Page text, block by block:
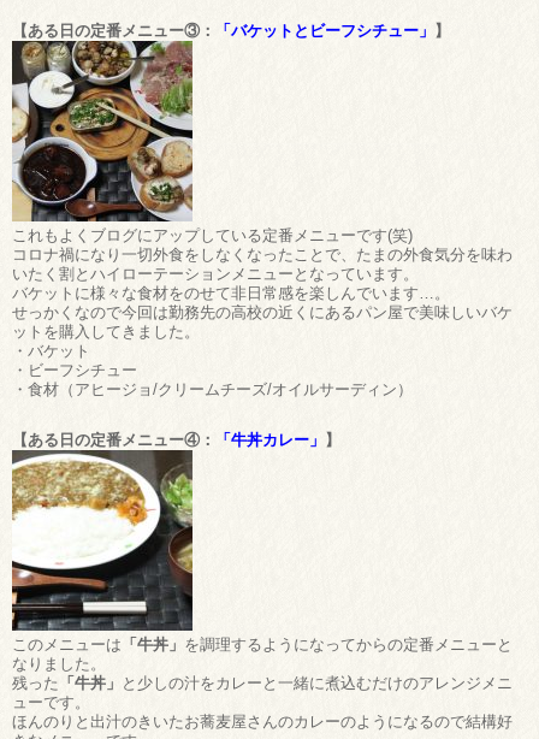
【ある日の定番メニュー③： 「バケットとビーフシチュー」 】
これもよくブログにアップしている定番メニューです(笑)
コロナ禍になり一切外食をしなくなったことで、たまの外食気分を味わ
いたく割とハイローテーションメニューとなっています。
バケットに様々な食材をのせて非日常感を楽しんでいます…。
せっかくなので今回は勤務先の高校の近くにあるパン屋で美味しいバケ
ットを購入してきました。
・バケット
・ビーフシチュー
・食材（アヒージョ/クリームチーズ/オイルサーディン）
【ある日の定番メニュー④： 「牛丼カレー」 】
このメニューは 「牛丼」 を調理するようになってからの定番メニューと
なりました。
残った 「牛丼」 と少しの汁をカレーと一緒に煮込むだけのアレンジメニ
ューです。
ほんのりと出汁のきいたお蕎麦屋さんのカレーのようになるので結構好